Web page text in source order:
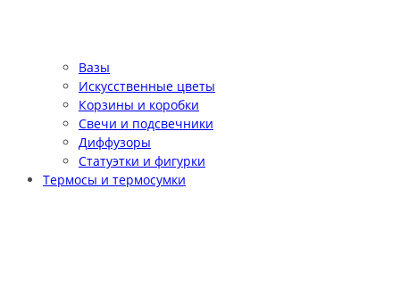
Вазы
Искусственные цветы
Корзины и коробки
Свечи и подсвечники
Диффузоры
Статуэтки и фигурки
Термосы и термосумки